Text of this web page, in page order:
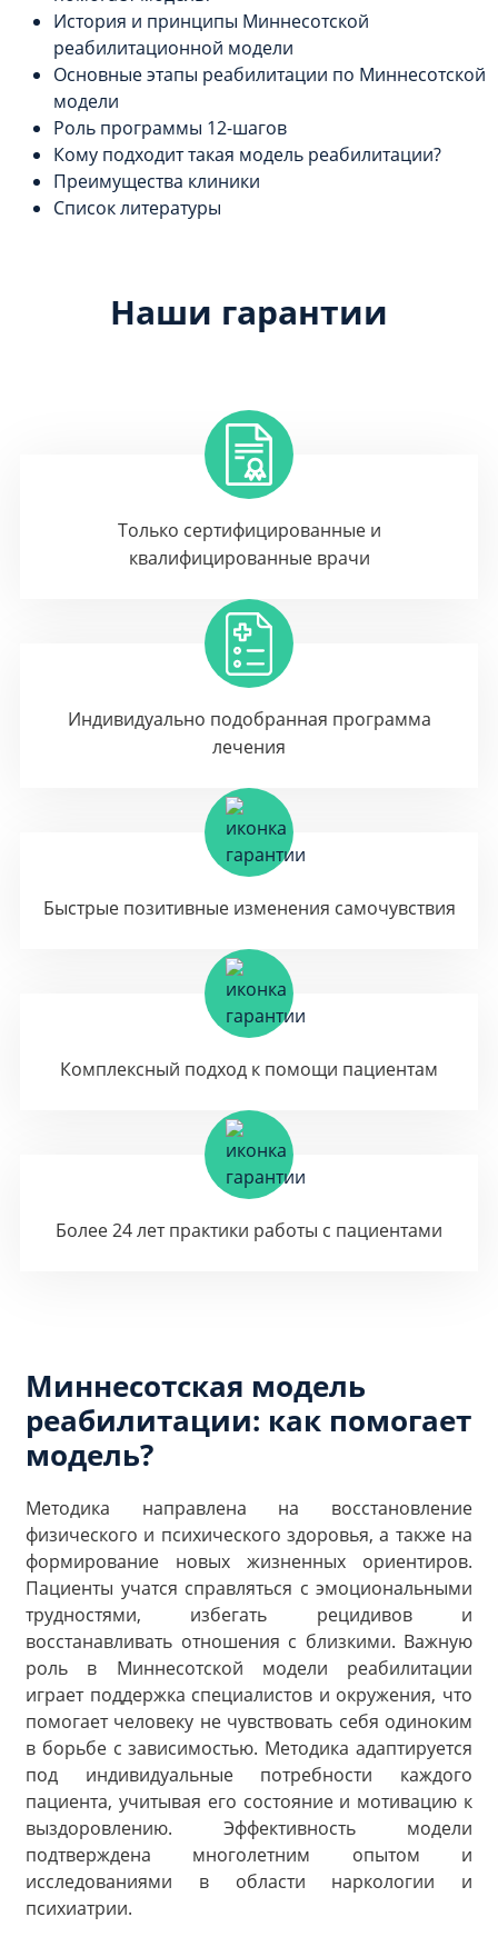
История и принципы Миннесотской
реабилитационной модели
Основные этапы реабилитации по Миннесотской
модели
Роль программы 12-шагов
Кому подходит такая модель реабилитации?
Преимущества клиники
Список литературы
Наши гарантии
Только сертифицированные и
квалифицированные врачи
Индивидуально подобранная программа
лечения
Быстрые позитивные изменения самочувствия
Комплексный подход к помощи пациентам
Более 24 лет практики работы с пациентами
Миннесотская модель
реабилитации: как помогает
модель?
Методика направлена на восстановление
физического и психического здоровья, а также на
формирование новых жизненных ориентиров.
Пациенты учатся справляться с эмоциональными
трудностями, избегать рецидивов и
восстанавливать отношения с близкими. Важную
роль в Миннесотской модели реабилитации
играет поддержка специалистов и окружения, что
помогает человеку не чувствовать себя одиноким
в борьбе с зависимостью. Методика адаптируется
под индивидуальные потребности каждого
пациента, учитывая его состояние и мотивацию к
выздоровлению. Эффективность модели
подтверждена многолетним опытом и
исследованиями в области наркологии и
психиатрии.